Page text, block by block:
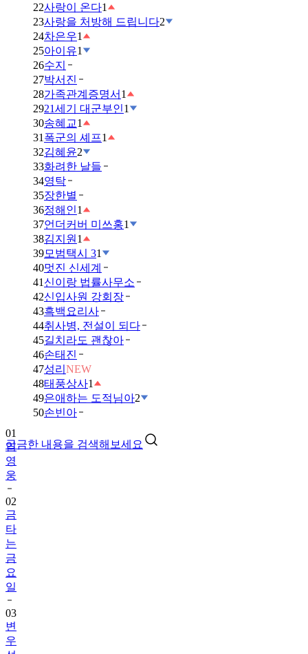
22사랑이 온다1
23사랑을 처방해 드립니다2
24차은우1
25아이유1
26수지
27박서진
28가족관계증명서 1
2921세기 대군부인1
30송혜교1
31 폭군의 셰프1
32김혜윤2
33화려한 날들
34영탁
35장한별
36정해인1
37언더커버 미쓰홍1
38김지원 1
39모범택시 31
40멋진 신세계
41 신이랑 법률사무소
42신입사원 강회장
43흑백요리사
44취사병, 전설이 되다
45길치라도 괜찮아
46손태진
47성리 NEW
48태풍상사1
49은애하는 도적님아2
50손빈아
궁금한 내용을 검색해보세요
영
웅
02
금
타
는
금
요
일
03
변
우
석